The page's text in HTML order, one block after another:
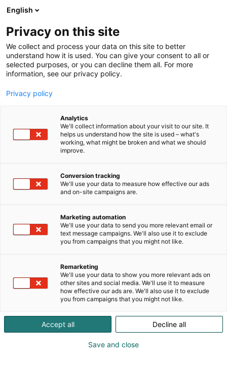
Siirry
sisältöön
Järvi-Suomen Terveys Oy
2f47
Järvi-Suomen Terveys Oy on Keski-Suomen,
Pohjois-Savon, Pohjois-Karjalan sekä Etelä-Savon
hyvinvointialueiden omistama julkisomisteinen
työpanoksen hankinta ja kohdentaminen
omistajahyvinvointialueiden palvelujärjestelmään.
Visiomme Yhdessä enemmän vaikuttavia
yhdistämme hoitoa tar-vitsevat potilaat ja
ammattitaitoiset terveydenhuollon osaajat.
English
Privacy on this site
We collect and process your data on this site to better
understand how it is used. You can give your consent to all or
selected purposes, or you can decline them all. For more
information, see our privacy policy.
Privacy policy
Analytics
We'll collect information about your visit to our site. It
helps us understand how the site is used – what's
working, what might be broken and what we should
improve.
Conversion tracking
We'll use your data to measure how effective our ads
and on-site campaigns are.
Marketing automation
We'll use your data to send you more relevant email or
text message campaigns. We'll also use it to exclude
you from campaigns that you might not like.
Remarketing
We'll use your data to show you more relevant ads on
other sites and social media. We'll use it to measure
how effective our ads are. We'll also use it to exclude
you from campaigns that you might not like.
Accept all Decline all
Save and close